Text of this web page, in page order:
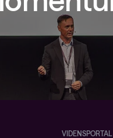
VIDENSPORTAL